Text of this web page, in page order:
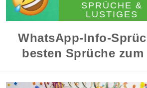
SPRÜCHE &
LUSTIGES
WhatsApp-Info-
besten Sprüche